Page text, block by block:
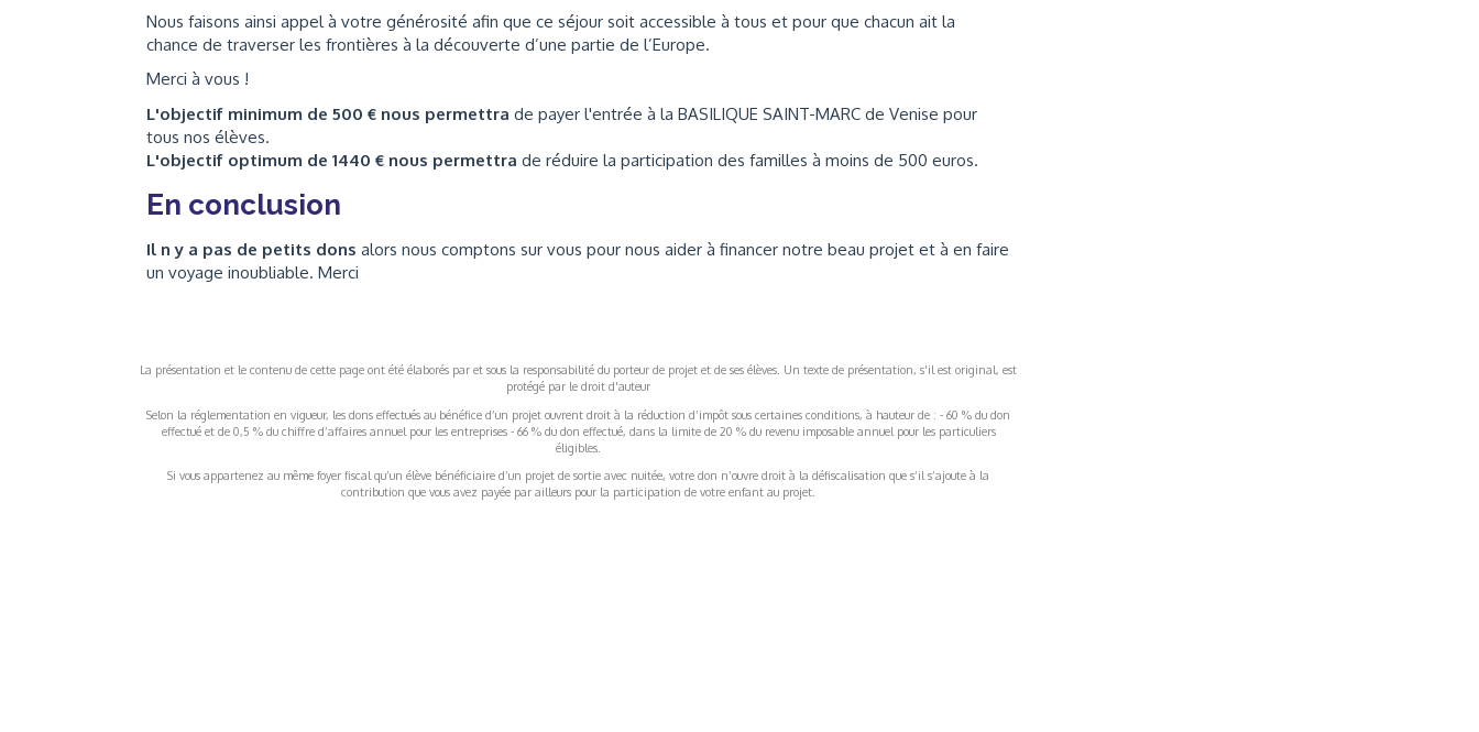
Nous faisons ainsi appel à votre générosité afin que ce séjour soit accessible à tous et pour que chacun ait la
chance de traverser les frontières à la découverte d’une partie de l’Europe.
Merci à vous !
L'objectif minimum de 500 € nous permettra de payer l'entrée à la BASILIQUE SAINT-MARC de Venise pour
tous nos élèves.
L'objectif optimum de 1440 € nous permettra de réduire la participation des familles à moins de 500 euros.
En conclusion
Il n y a pas de petits dons alors nous comptons sur vous pour nous aider à financer notre beau projet et à en faire
un voyage inoubliable. Merci
La présentation et le contenu de cette page ont été élaborés par et sous la responsabilité du porteur de projet et de ses élèves. Un texte de présentation, s'il est original, est
protégé par le droit d'auteur
Selon la réglementation en vigueur, les dons effectués au bénéfice d’un projet ouvrent droit à la réduction d’impôt sous certaines conditions, à hauteur de : - 60 % du don
effectué et de 0,5 % du chiffre d’affaires annuel pour les entreprises - 66 % du don effectué, dans la limite de 20 % du revenu imposable annuel pour les particuliers
éligibles.
Si vous appartenez au même foyer fiscal qu’un élève bénéficiaire d’un projet de sortie avec nuitée, votre don n’ouvre droit à la défiscalisation que s’il s’ajoute à la
contribution que vous avez payée par ailleurs pour la participation de votre enfant au projet.